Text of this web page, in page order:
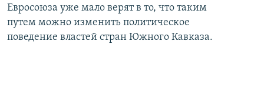
Евросоюза уже мало верят в то, что таким
путем можно изменить политическое
поведение властей стран Южного Кавказа.